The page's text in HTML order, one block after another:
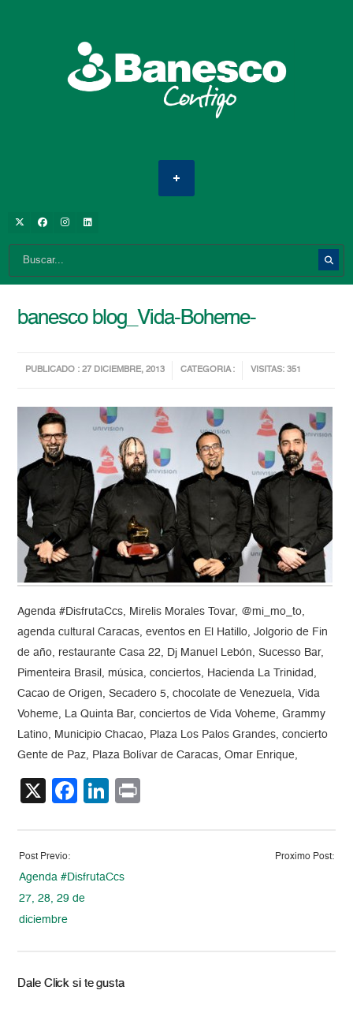
banesco blog_Vida-Boheme-
PUBLICADO : 27 DICIEMBRE, 2013 CATEGORIA : VISITAS: 351
Agenda #DisfrutaCcs, Mirelis Morales Tovar, @mi_mo_to,
agenda cultural Caracas, eventos en El Hatillo, Jolgorio de Fin
de año, restaurante Casa 22, Dj Manuel Lebón, Sucesso Bar,
Pimenteira Brasil, música, conciertos, Hacienda La Trinidad,
Cacao de Origen, Secadero 5, chocolate de Venezuela, Vida
Voheme, La Quinta Bar, conciertos de Vida Voheme, Grammy
Latino, Municipio Chacao, Plaza Los Palos Grandes, concierto
Gente de Paz, Plaza Bolívar de Caracas, Omar Enrique,
X Facebook
LinkedIn
Post Previo:
Agenda #DisfrutaCcs
27, 28, 29 de
diciembre
Proximo Post:
Dale Click si te gusta